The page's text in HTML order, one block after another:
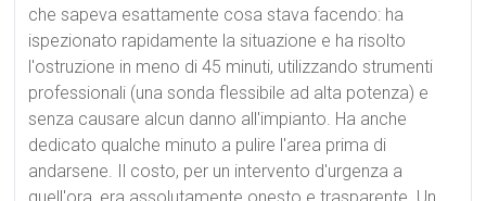
che sapeva esattamente cosa stava facendo: ha
ispezionato rapidamente la situazione e ha risolto
l'ostruzione in meno di 45 minuti, utilizzando strumenti
professionali (una sonda flessibile ad alta potenza) e
senza causare alcun danno all'impianto. Ha anche
dedicato qualche minuto a pulire l'area prima di
andarsene. Il costo, per un intervento d'urgenza a
quell'ora, era assolutamente onesto e trasparente. Un